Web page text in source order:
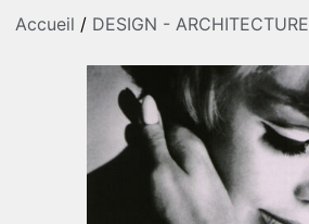
Accueil / DESIGN - ARCHITECTURE